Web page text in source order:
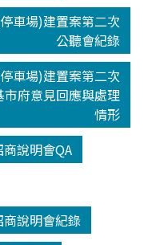
車場)建置案第二次
公聽會紀錄
車場)建置案第二次
府意見回應與處理
情形
說明會QA
說明會紀錄